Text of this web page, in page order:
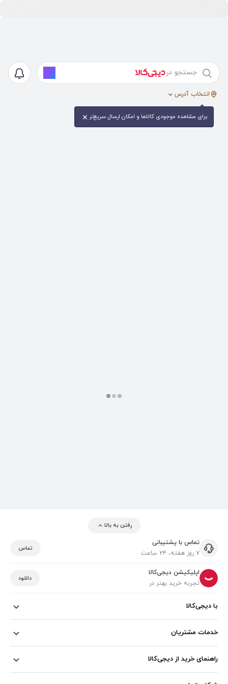
جستجو در
انتخاب آدرس
برای مشاهده موجودی کالا‌ها و امکان ارسال سریع‌تر
رفتن به بالا
تماس با پشتیبانی
۷ روز هفته، ۲۴ ساعت
تماس
اپلیکیشن دیجی‌کالا
تجربه خرید بهتر در
دانلود
با دیجی‌کالا
خدمات مشتریان
راهنمای خرید از دیجی‌کالا